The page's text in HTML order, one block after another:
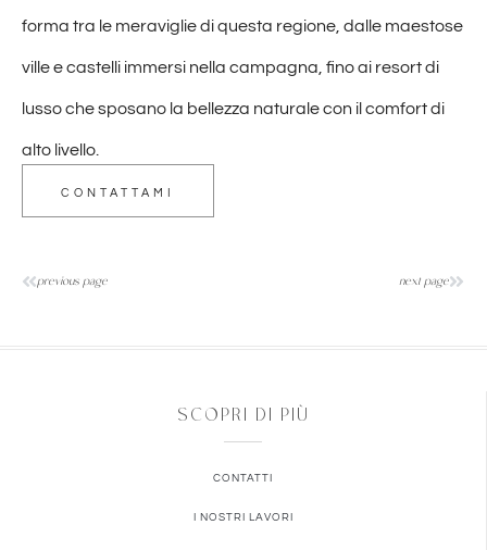
forma tra le meraviglie di questa regione, dalle maestose
ville e castelli immersi nella campagna, fino ai resort di
lusso che sposano la bellezza naturale con il comfort di
alto livello.
CONTATTAMI
previous page next page
SCOPRI DI PIÙ
CONTATTI
I NOSTRI LAVORI